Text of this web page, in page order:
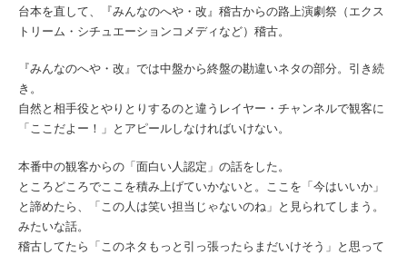
台本を直して、『みんなのへや・改』稽古からの路上演劇祭（エクス
トリーム・シチュエーションコメディなど）稽古。
『みんなのへや・改』では中盤から終盤の勘違いネタの部分。引き続
き。
自然と相手役とやりとりするのと違うレイヤー・チャンネルで観客に
「ここだよー！」とアピールしなければいけない。
本番中の観客からの「面白い人認定」の話をした。
ところどころでここを積み上げていかないと。ここを「今はいいか」
と諦めたら、「この人は笑い担当じゃないのね」と見られてしまう。
みたいな話。
稽古してたら「このネタもっと引っ張ったらまだいけそう」と思って